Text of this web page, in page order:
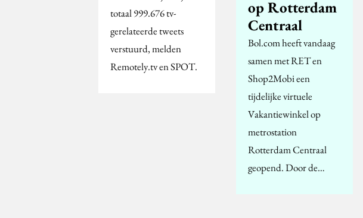
totaal 999.676 tv-
gerelateerde tweets
verstuurd, melden
Remotely.tv en SPOT.
op Rotterdam
Centraal
Bol.com heeft vandaag
samen met RET en
Shop2Mobi een
tijdelijke virtuele
Vakantiewinkel op
metrostation
Rotterdam Centraal
geopend. Door de…